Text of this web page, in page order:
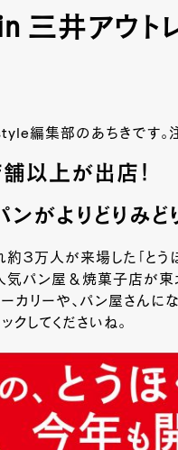
三井アウト
編集部のあちきです。
以上が出店！
がよりどりみど
３万人が来場した「とう
パン屋＆焼菓子店が東
カリーや、パン屋さんに
クしてくださいね。